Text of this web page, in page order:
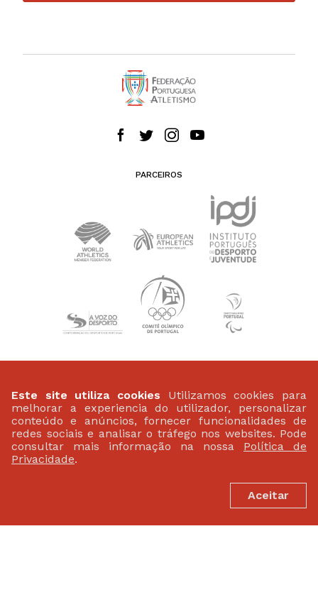
PARCEIROS
Este site utiliza cookies Utilizamos cookies para
melhorar a experiencia do utilizador, personalizar
conteúdo e anúncios, fornecer funcionalidades de
redes sociais e analisar o tráfego nos websites. Pode
consultar mais informação na nossa Política de
Privacidade.
Aceitar